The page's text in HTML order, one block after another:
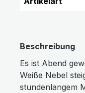
Beschreibung
Es ist Abend
Weiße Nebel
stundenlangem